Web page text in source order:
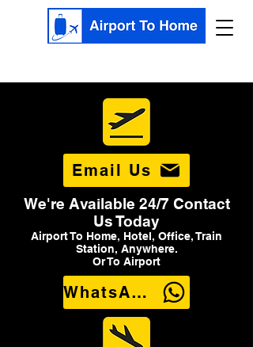
Email Us
We're Available 24/7 Contact
Us Today
Airport To Home, Hotel, Office, Train
Station, Anywhere.
Or To Airport
WhatsApp Us